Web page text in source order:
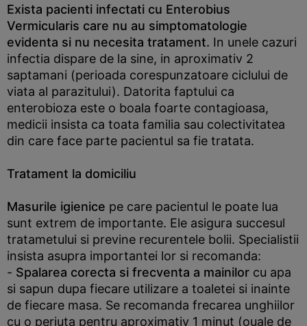
Exista pacienti infectati cu Enterobius
Vermicularis care nu au simptomatologie
evidenta si nu necesita tratament. In unele cazuri
infectia dispare de la sine, in aproximativ 2
saptamani (perioada corespunzatoare ciclului de
viata al parazitului). Datorita faptului ca
enterobioza este o boala foarte contagioasa,
medicii insista ca toata familia sau colectivitatea
din care face parte pacientul sa fie tratata.
Tratament la domiciliu
Masurile igienice pe care pacientul le poate lua
sunt extrem de importante. Ele asigura succesul
tratametului si previne recurentele bolii. Specialistii
insista asupra importantei lor si recomanda:
- Spalarea corecta si frecventa a mainilor cu apa
si sapun dupa fiecare utilizare a toaletei si inainte
de fiecare masa. Se recomanda frecarea unghiilor
cu o periuta pentru aproximativ 1 minut (ouale de